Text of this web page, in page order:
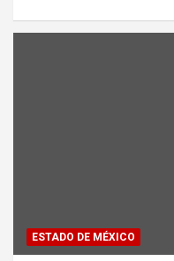
ESTADO DE MÉXICO